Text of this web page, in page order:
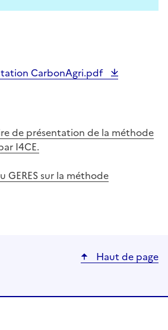
CarbonAgri.pdf
de présentation de la méthode
I4CE.
GERES sur la méthode
Haut de page